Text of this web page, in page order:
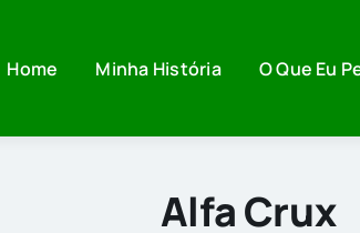
Home Minha História O Que Eu
Alfa Crux